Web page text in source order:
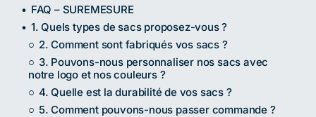
FAQ – SUREMESURE
1. Quels types de sacs proposez-vous ?
2. Comment sont fabriqués vos sacs ?
3. Pouvons-nous personnaliser nos sacs avec
notre logo et nos couleurs ?
4. Quelle est la durabilité de vos sacs ?
5. Comment pouvons-nous passer commande ?